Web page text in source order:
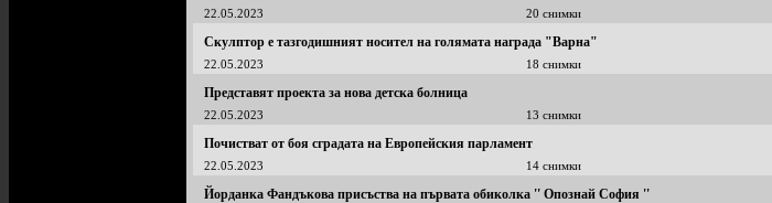
22.05.2023 20 снимки
Скулптор е тазгодишният носител на голямата награда "Варна"
22.05.2023 18 снимки
Представят проекта за нова детска болница
22.05.2023 13 снимки
Почистват от боя сградата на Европейския парламент
22.05.2023 14 снимки
Йорданка Фандъкова присъства на първата обиколка '' Опознай София ''